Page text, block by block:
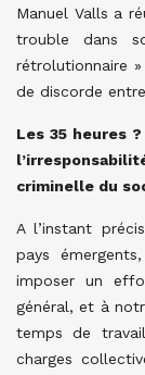
Manuel Valls a
trouble dans
rétrolutionnaire
de discorde
Les 35 heures
criminelle du
A l’instant
pays
imposer un
général, et à
temps de
charges